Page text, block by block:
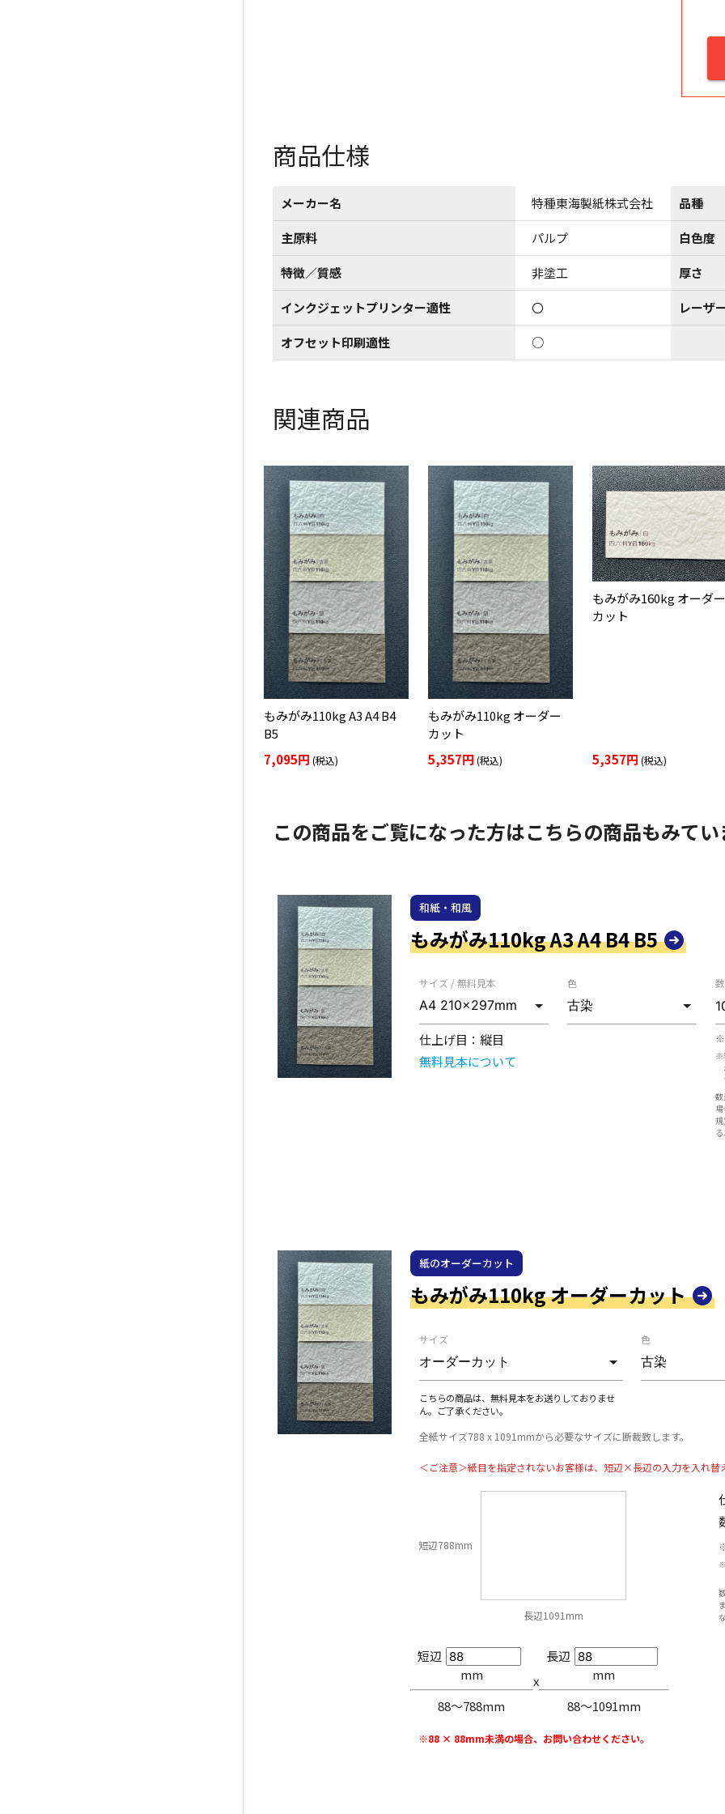
商品仕様
メーカー名 特種東海製紙株式会社 品種
主原料 パルプ 白色度
特徴／質感 非塗工 厚さ
インクジェットプリンター適性 〇 レーザ
オフセット印刷適性 ○
関連商品
もみがみ110kg A3 A4 B4
B5
7,095円(税込)
もみがみ110kg オーダー
カット
5,357円(税込)
もみがみ160kg オーダ
カット
5,357円(税込)
この商品をご覧になった方はこちらの商品もみてい
和紙・和風
もみがみ110kg A3 A4 B4 B5
サイズ / 無料見本
仕上げ目： 縦目
無料見本について
色
※
紙のオーダーカット
もみがみ110kg オーダーカット
サイズ
こちらの商品は、無料見本をお送りしておりませ
ん。ご了承ください。
色
全紙サイズ788 x 1091mmから必要なサイズに断裁致します。
＜ご注意＞紙目を指定されないお客様は、短辺×長辺の入力を入れ替
短辺788mm
長辺1091mm
短辺
mm
88〜788mm
x
長辺
mm
88〜1091mm
※88 × 88mm未満の場合、お問い合わせください。